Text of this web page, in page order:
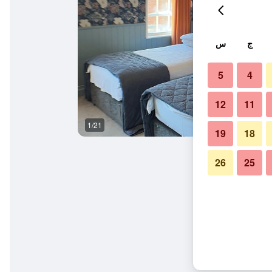
1/21
ج س
4
5
11
12
18
19
25
26